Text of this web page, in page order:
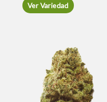
Ver Variedad